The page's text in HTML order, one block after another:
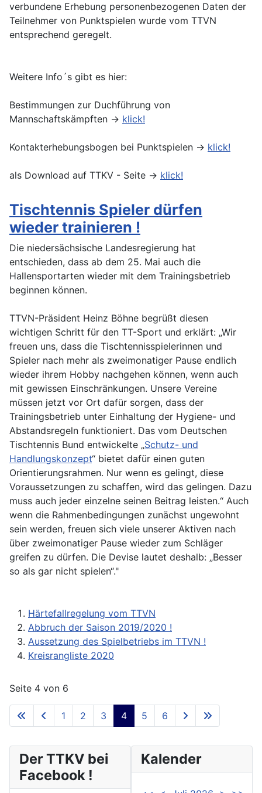
verbundene Erhebung personenbezogenen Daten der
Teilnehmer von Punktspielen wurde vom TTVN
entsprechend geregelt.
Weitere Info´s gibt es hier:
Bestimmungen zur Duchführung von
Mannschaftskämpften -> klick!
Kontakterhebungsbogen bei Punktspielen -> klick!
als Download auf TTKV - Seite -> klick!
Tischtennis Spieler dürfen
wieder trainieren !
Die niedersächsische Landesregierung hat
entschieden, dass ab dem 25. Mai auch die
Hallensportarten wieder mit dem Trainingsbetrieb
beginnen können.
TTVN-Präsident Heinz Böhne begrüßt diesen
wichtigen Schritt für den TT-Sport und erklärt: „Wir
freuen uns, dass die Tischtennisspielerinnen und
Spieler nach mehr als zweimonatiger Pause endlich
wieder ihrem Hobby nachgehen können, wenn auch
mit gewissen Einschränkungen. Unsere Vereine
müssen jetzt vor Ort dafür sorgen, dass der
Trainingsbetrieb unter Einhaltung der Hygiene- und
Abstandsregeln funktioniert. Das vom Deutschen
Tischtennis Bund entwickelte „Schutz- und
Handlungskonzept“ bietet dafür einen guten
Orientierungsrahmen. Nur wenn es gelingt, diese
Voraussetzungen zu schaffen, wird das gelingen. Dazu
muss auch jeder einzelne seinen Beitrag leisten.“ Auch
wenn die Rahmenbedingungen zunächst ungewohnt
sein werden, freuen sich viele unserer Aktiven nach
über zweimonatiger Pause wieder zum Schläger
greifen zu dürfen. Die Devise lautet deshalb: „Besser
so als gar nicht spielen“."
Härtefallregelung vom TTVN
Abbruch der Saison 2019/2020 !
Aussetzung des Spielbetriebs im TTVN !
Kreisrangliste 2020
Seite 4 von 6
1 2 3 4 5 6
Der TTKV bei
Facebook !
Kalender